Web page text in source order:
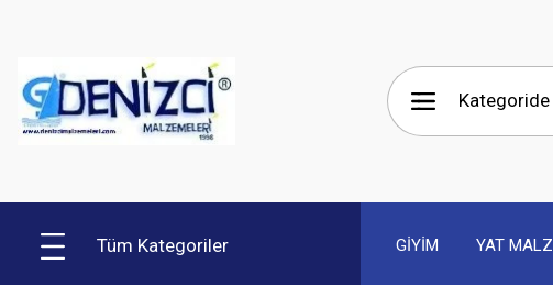
Tüm Kategoriler GİYİM YAT MALZ